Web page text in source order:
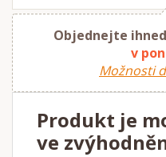
Objednejte
v
Možnosti
Produkt je
ve